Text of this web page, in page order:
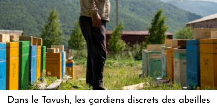
Dans le Tavush, les gardiens discrets des abeilles